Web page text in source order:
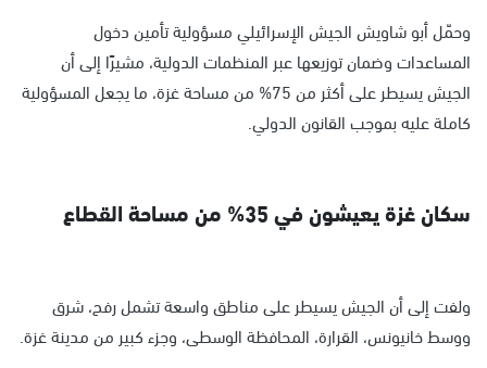
وحمّل أبو شاويش الجيش الإسرائيلي مسؤولية تأمين دخول
المساعدات وضمان توزيعها عبر المنظمات الدولية، مشيرًا إلى أن
الجيش يسيطر على أكثر من 75% من مساحة غزة، ما يجعل المسؤولية
كاملة عليه بموجب القانون الدولي.
سكان غزة يعيشون في 35% من مساحة القطاع
ولفت إلى أن الجيش يسيطر على مناطق واسعة تشمل رفح، شرق
ووسط خانيونس، القرارة، المحافظة الوسطى، وجزء كبير من مدينة غزة.